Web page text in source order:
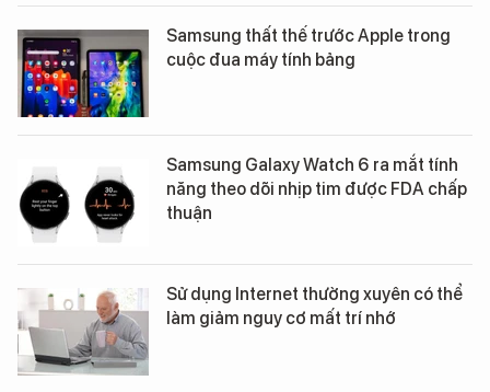
Samsung thất thế trước Apple trong
cuộc đua máy tính bảng
Samsung Galaxy Watch 6 ra mắt tính
năng theo dõi nhịp tim được FDA chấp
thuận
Sử dụng Internet thường xuyên có thể
làm giảm nguy cơ mất trí nhớ